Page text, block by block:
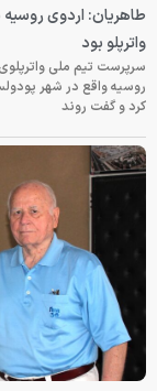
طاهریان: اردوی روسیه
واترپلو بود
سرپرست تیم ملی
روسیه واقع در شهر
کرد و گفت روند